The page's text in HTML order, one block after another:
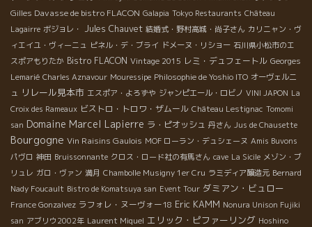
Gilles Davasse de bistro FLACON Galapia Tokyo Restaurants Château
Lagairre ボジョレ・ Jules Chauvet 結婚式・野村高城・尚子さん カリニャン・ヴ
ィエイユ・ヴィーニュ ピネル・デ・ブライ ドメーヌ・リショー 石川県小松市のエ
スポアもりたか Bistro FLACON Vintage 2015 レミ・デュフェートル Georges
Lemarié Charles Aznavour Mouressipe Philosophie de Yoshio ITO オーヴェルニ
ュ リレール見本市 エスポア・よろずや ジャンピエール・ロビノ VINI JAPON La
Croix des Rameaux ビストロ・トロワ・ザムール Château Lestignac Tomomi
san Domaine Marcel Lapierre ラ・ピオッシュ 丹さん Jus de Chausette
Bourgogne Vin Raisins Gaulois MOF ローラン・デュシェーヌ Amis Buvons
パヴロ 神田 Bruissonnante クロス・ロード社の有馬さん cave La Sicile メゾン・ブ
リュレ ガロ・ヴァン 満月 Chambolle Musigny 1er Cru ラミディア醸造元 Bernard
Nady Foucault Bistro de Komatsuya san Event Tour ダミアン・ビュロー
France Gonzalvez ラフォレ・ヌーヴォー18 Eric KAMM Nonura Unison Fujiki
san アブリウ2002年 Laurent Miquel エリック・ピファーリング Hoshino